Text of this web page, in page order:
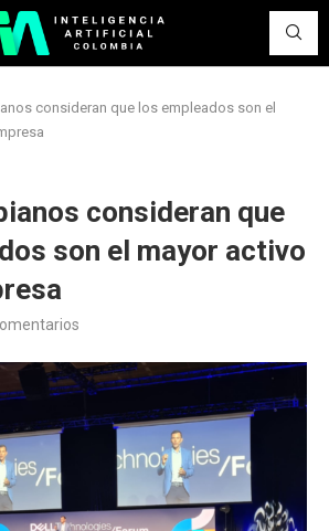
consideran que los empleados son el
consideran que
son el mayor activo